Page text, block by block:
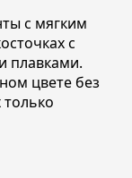
с мягким
с
плавками.
цвете без
только